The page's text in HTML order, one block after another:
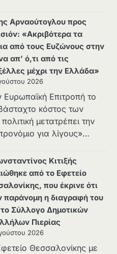
Αρναούτογλου προς
«Ακριβότερα τα
από τους Ευζώνους στην
απ’ ό,τι από τις
μέχρι την Ελλάδα»
2026
Ευρωπαϊκή Επιτροπή το
κόστος των
μετατρέπει την
για λίγους»…
Κιτιξής
από το Εφετείο
που έκρινε ότι
παράνομη η διαγραφή του
Σύλλογο Δημοτικών
Πιερίας
2026
Θεσσαλονίκης με